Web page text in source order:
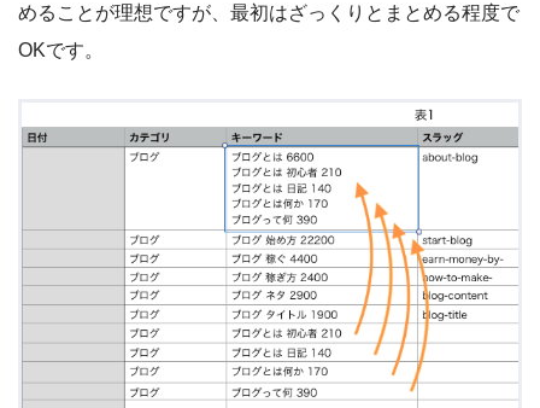
めることが理想ですが、最初はざっくりとまとめる程度で
OKです。